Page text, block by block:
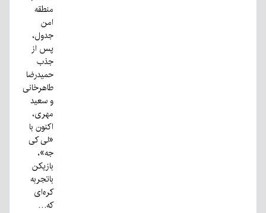
منطقه
امن
جدول،
پس از
جذب
حمیدرضا
طاهرخانی
و سعید
مهری،
اکنون با
«لی کی
جه»،
بازیکن
باتجربه
کره‌ای
که…